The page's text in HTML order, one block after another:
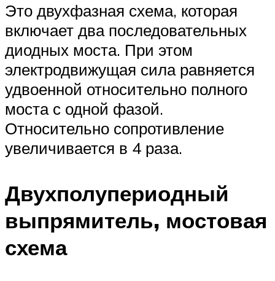
Это двухфазная схема, которая
включает два последовательных
диодных моста. При этом
электродвижущая сила равняется
удвоенной относительно полного
моста с одной фазой.
Относительно сопротивление
увеличивается в 4 раза.
Двухполупериодный
выпрямитель, мостовая
схема